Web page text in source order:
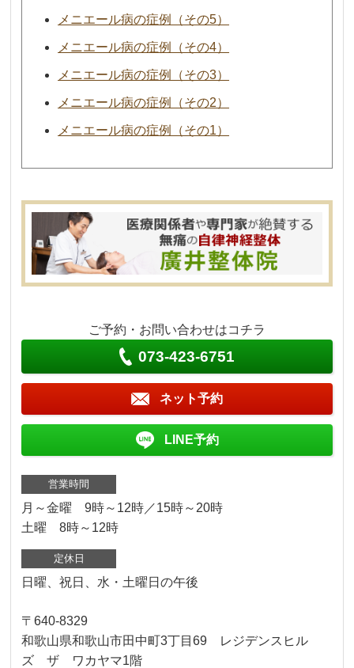
メニエール病の症例（その5）
メニエール病の症例（その4）
メニエール病の症例（その3）
メニエール病の症例（その2）
メニエール病の症例（その1）
ご予約・お問い合わせはコチラ
073-423-6751
ネット予約
LINE予約
営業時間
月～金曜 9時～12時／15時～20時
土曜 8時～12時
定休日
日曜、祝日、水・土曜日の午後
〒640-8329
和歌山県和歌山市田中町3丁目69 レジデンスヒル
ズ ザ ワカヤマ1階